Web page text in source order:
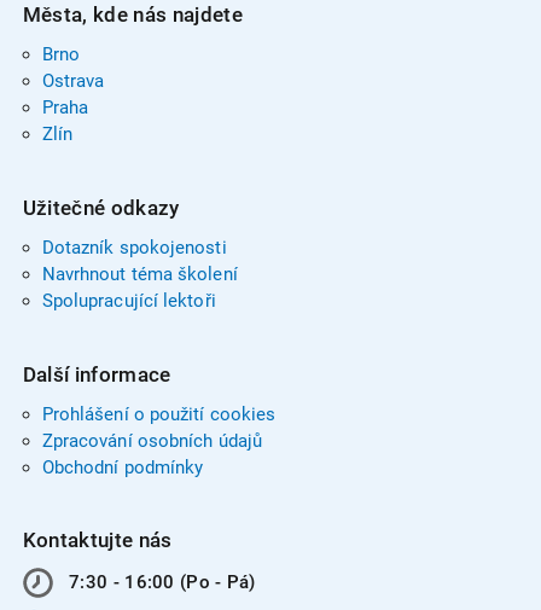
Města, kde nás najdete
Brno
Ostrava
Praha
Zlín
Užitečné odkazy
Dotazník spokojenosti
Navrhnout téma školení
Spolupracující lektoři
Další informace
Prohlášení o použití cookies
Zpracování osobních údajů
Obchodní podmínky
Kontaktujte nás
7:30 - 16:00 (Po - Pá)